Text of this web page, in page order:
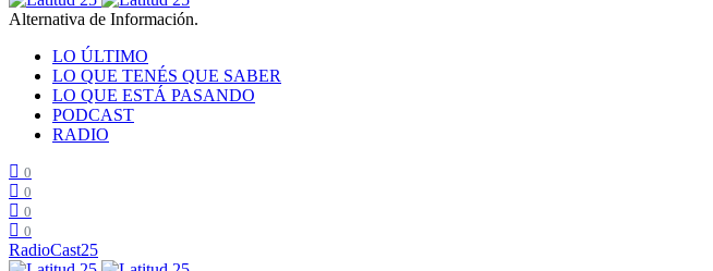
Alternativa de Información.
LO ÚLTIMO
LO QUE TENÉS QUE SABER
LO QUE ESTÁ PASANDO
PODCAST
RADIO
0
0
0
0
RadioCast25